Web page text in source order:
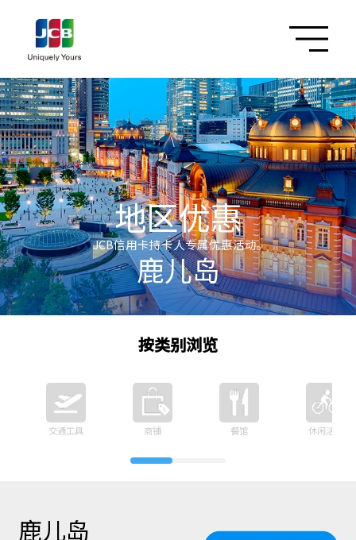
地区优惠
JCB信用卡持卡人专属优惠活动。
鹿儿岛
按类别浏览
交通工具 商铺 餐馆 休闲活动
鹿儿岛